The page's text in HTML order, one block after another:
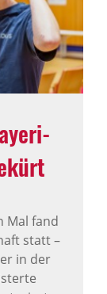
Mal fand
statt –
in der